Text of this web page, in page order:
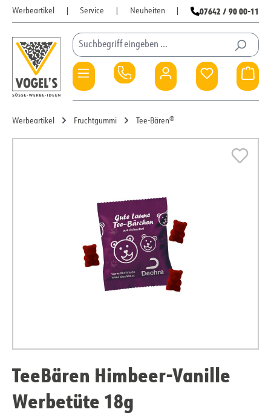
Zum Hauptinhalt springen
Werbeartikel Service Neuheiten 07642 / 90 00-11
Du hast 0
Werbeartikel Fruchtgummi Tee-Bären®
TeeBären Himbeer-Vanille
Werbetüte 18g